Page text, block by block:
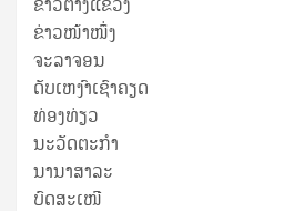
ຂ່າວໜ້າໜຶ່ງ
ຈະລາຈອນ
ດັບເຫງົາເຊົາຄຽດ
ທ່ອງທ່ຽວ
ນະວັດຕະກໍາ
ນານາສາລະ
ບົດສະເໜີ